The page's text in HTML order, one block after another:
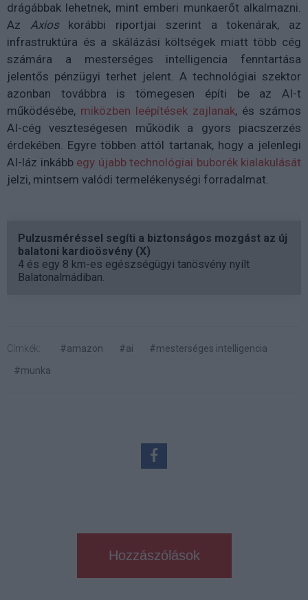
drágábbak lehetnek, mint emberi munkaerőt alkalmazni.
Az Axioskorábbi riportjai szerint a tokenárak, az
infrastruktúra és a skálázási költségek miatt több cég
számára a mesterséges intelligencia fenntartása
jelentős pénzügyi terhet jelent. A technológiai szektor
azonban továbbra is tömegesen építi be az AI-t
működésébe, miközben leépítések zajlanak, és számos
AI-cég veszteségesen működik a gyors piacszerzés
érdekében. Egyre többen attól tartanak, hogy a jelenlegi
AI-láz inkább egy újabb technológiai buborék kialakulását
jelzi, mintsem valódi termelékenységi forradalmat.
Pulzusméréssel segíti a biztonságos mozgást az új
balatoni kardioösvény (X)
4 és egy 8 km-es egészségügyi tanösvény nyílt
Balatonalmádiban.
Címkék: #amazon #ai
#mesterséges intelligencia
#munka
Hozzászólások